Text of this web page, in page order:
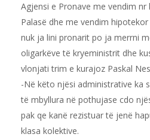
Agjensi e Pronave me vendim
Palasë dhe me vendim
nuk ja lini pronarit po ja merrni
oligarkëve të kryeministrit dhe
vlonjati trim e kurajoz Paskal
-Në këto njësi administrative ka
të mbyllura në pothujase cdo
pak qe kanë rezistuar të jenë
klasa kolektive.